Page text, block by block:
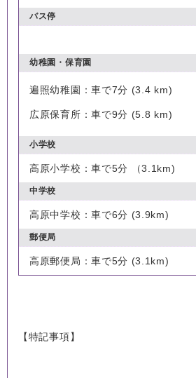
バス停
幼稚園・保育園
​遍照幼稚園：車で7分 (3.4 km)
広原保育所：車で9分 (5.8 km)
小学校
高原小学校：車で5分 （3.1km)
中学校
高原中学校：車で6分 (3.9km)
郵便局
高原郵便局：車で5分 (3.1km)
【特記事項】